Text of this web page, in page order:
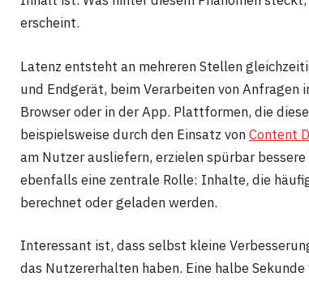
erscheint.
Latenz entsteht an mehreren Stellen
und Endgerät, beim Verarbeiten von Anfragen
Browser oder in der App. Plattformen, die
beispielsweise durch den Einsatz vonContent
am Nutzer ausliefern, erzielen spürbar
ebenfalls eine zentrale Rolle: Inhalte, die
berechnet oder geladen werden.
Interessant ist, dass selbst kleine
das Nutzererhalten haben. Eine halbe